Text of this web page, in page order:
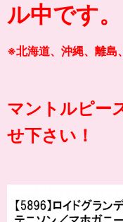
ル中です。
※北海道、沖縄、離島
マントルピー
せ下さい！